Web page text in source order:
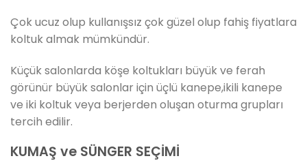
Çok ucuz olup kullanışsız çok güzel olup fahiş fiyatlara
koltuk almak mümkündür.
Küçük salonlarda köşe koltukları büyük ve ferah
görünür büyük salonlar için üçlü kanepe,ikili kanepe
ve iki koltuk veya berjerden oluşan oturma grupları
tercih edilir.
KUMAŞ ve SÜNGER SEÇİMİ